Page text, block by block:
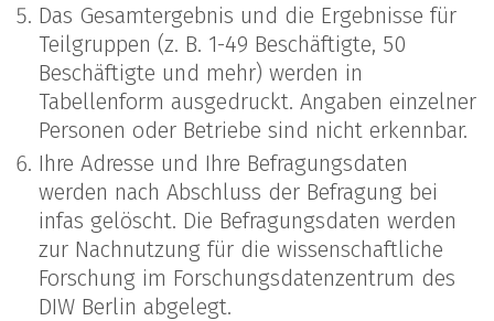
Das Gesamtergebnis und die Ergebnisse für
Teilgruppen (z. B. 1-49 Beschäftigte, 50
Beschäftigte und mehr) werden in
Tabellenform ausgedruckt. Angaben einzelner
Personen oder Betriebe sind nicht erkennbar.
Ihre Adresse und Ihre Befragungsdaten
werden nach Abschluss der Befragung bei
infas gelöscht. Die Befragungsdaten werden
zur Nachnutzung für die wissenschaftliche
Forschung im Forschungsdatenzentrum des
DIW Berlin abgelegt.